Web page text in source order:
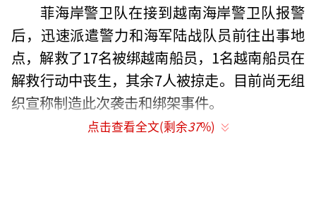
菲海岸警卫队在接到越南海岸警卫队报警
后，迅速派遣警力和海军陆战队员前往出事地
点，解救了17名被绑越南船员，1名越南船员在
解救行动中丧生，其余7人被掠走。目前尚无组
织宣称制造此次袭击和绑架事件。
菲律宾南部是该国穆斯林反政府武装的大
点击查看全文(剩余37%)